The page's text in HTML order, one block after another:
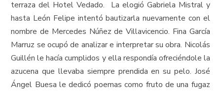
terraza del Hotel Vedado. La elogió Gabriela Mistral y
hasta León Felipe intentó bautizarla nuevamente con el
nombre de Mercedes Núñez de Villavicencio. Fina García
Marruz se ocupó de analizar e interpretar su obra. Nicolás
Guillén le hacía cumplidos y ella respondía ofreciéndole la
azucena que llevaba siempre prendida en su pelo. José
Ángel Buesa le dedicó poemas como fruto de una fugaz